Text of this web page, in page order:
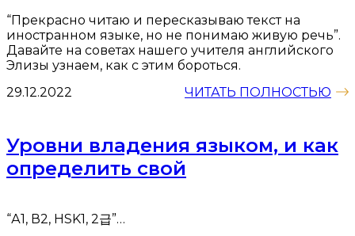
29.12.2022
“Прекрасно читаю и пересказываю текст на
иностранном языке, но не понимаю живую речь”.
Давайте на советах нашего учителя английского
Элизы узнаем, как с этим бороться.
ЧИТАТЬ ПОЛНОСТЬЮ
Уровни владения языком, и как
определить свой
“А1, В2, HSK1, 2급”…